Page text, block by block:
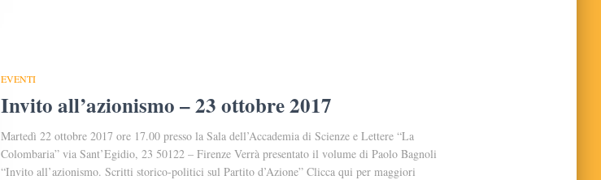
EVENTI
Invito all’azionismo – 23 ottobre 2017
Martedì 22 ottobre 2017 ore 17.00 presso la Sala dell’Accademia di Scienze e Lettere “La
Colombaria” via Sant’Egidio, 23 50122 – Firenze Verrà presentato il volume di Paolo Bagnoli
“Invito all’azionismo. Scritti storico-politici sul Partito d’Azione” Clicca qui per maggiori